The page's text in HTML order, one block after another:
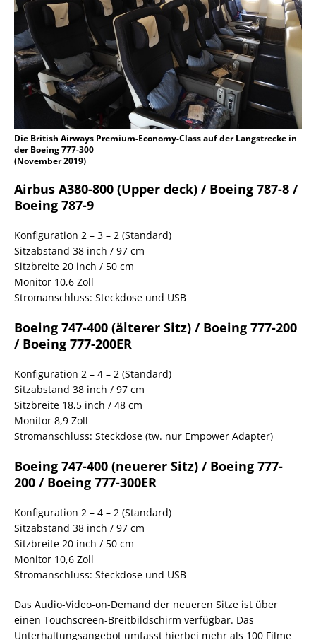
Die British Airways Premium-Economy-Class auf der Langstrecke in
der Boeing 777-300
(November 2019)
Airbus A380-800 (Upper deck) / Boeing 787-8 /
Boeing 787-9
Konfiguration 2 – 3 – 2 (Standard)
Sitzabstand 38 inch / 97 cm
Sitzbreite 20 inch / 50 cm
Monitor 10,6 Zoll
Stromanschluss: Steckdose und USB
Boeing 747-400 (älterer Sitz) / Boeing 777-200
/ Boeing 777-200ER
Konfiguration 2 – 4 – 2 (Standard)
Sitzabstand 38 inch / 97 cm
Sitzbreite 18,5 inch / 48 cm
Monitor 8,9 Zoll
Stromanschluss: Steckdose (tw. nur Empower Adapter)
Boeing 747-400 (neuerer Sitz) / Boeing 777-
200 / Boeing 777-300ER
Konfiguration 2 – 4 – 2 (Standard)
Sitzabstand 38 inch / 97 cm
Sitzbreite 20 inch / 50 cm
Monitor 10,6 Zoll
Stromanschluss: Steckdose und USB
Das Audio-Video-on-Demand der neueren Sitze ist über
einen Touchscreen-Breitbildschirm verfügbar. Das
Unterhaltungsangebot umfasst hierbei mehr als 100 Filme